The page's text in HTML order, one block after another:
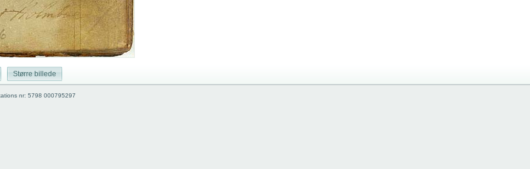
Større billede
nr: 5798 000795297